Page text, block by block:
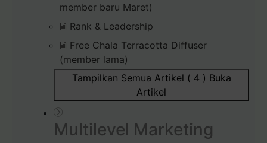
member baru Maret)
Rank & Leadership
Free Chala Terracotta Diffuser
(member lama)
Tampilkan Semua Artikel ( 4 ) Buka
Artikel
Multilevel Marketing